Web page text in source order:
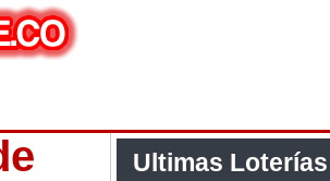
Ultimas Loterías